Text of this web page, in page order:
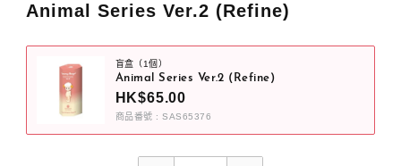
Animal Series Ver.2 (Refine)
盲盒（1個）
Animal Series Ver.2 (Refine)
HK$65.00
商品番號 : SAS65376